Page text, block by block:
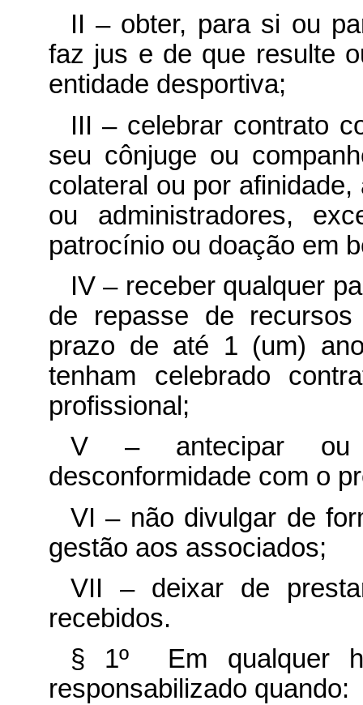
II – obter, para si ou
faz jus e de que resulte
entidade desportiva;
III – celebrar contrato
seu cônjuge ou
colateral ou por
ou administradores,
patrocínio ou doação em
IV – receber qualquer
de repasse de
prazo de até 1 (um)
tenham celebrado
profissional;
V – antecipar ou
desconformidade com o
VI – não divulgar de
gestão aos associados;
VII – deixar de
recebidos.
§ 1º Em qualquer
responsabilizado quando: